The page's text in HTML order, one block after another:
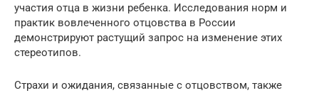
участия отца в жизни ребенка. Исследования норм и
практик вовлеченного отцовства в России
демонстрируют растущий запрос на изменение этих
стереотипов.
Страхи и ожидания, связанные с отцовством, также